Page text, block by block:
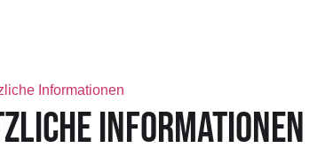
Informationen
INFORMATIONEN